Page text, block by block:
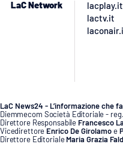
LaC Network
lacplay.it
lactv.it
LaC News24 - L’informazione che
Diemmecom Società Editoriale -
Direttore Responsabile Francesco
Vicedirettore Enrico De Girolamoe
Direttore Editoriale Maria Grazia